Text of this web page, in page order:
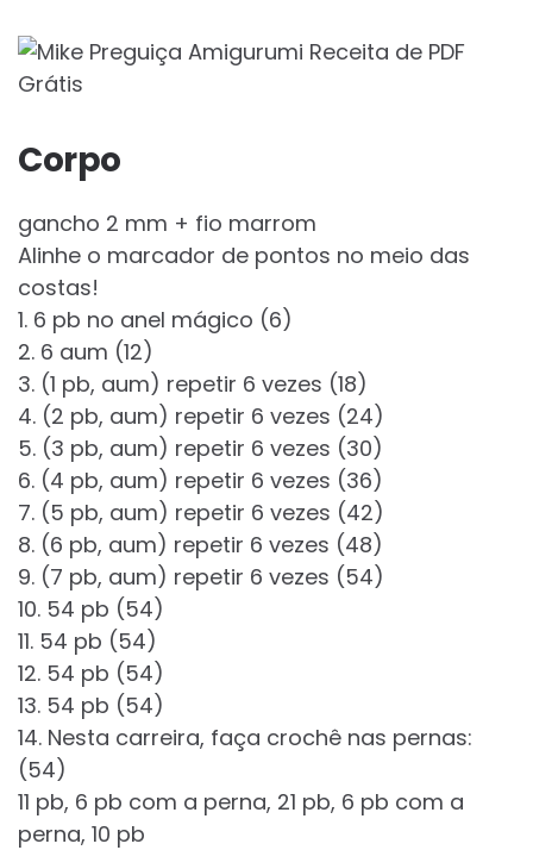
Corpo
gancho 2 mm + fio marrom
Alinhe o marcador de pontos no meio das
costas!
1. 6 pb no anel mágico (6)
2. 6 aum (12)
3. (1 pb, aum) repetir 6 vezes (18)
4. (2 pb, aum) repetir 6 vezes (24)
5. (3 pb, aum) repetir 6 vezes (30)
6. (4 pb, aum) repetir 6 vezes (36)
7. (5 pb, aum) repetir 6 vezes (42)
8. (6 pb, aum) repetir 6 vezes (48)
9. (7 pb, aum) repetir 6 vezes (54)
10. 54 pb (54)
11. 54 pb (54)
12. 54 pb (54)
13. 54 pb (54)
14. Nesta carreira, faça crochê nas pernas:
(54)
11 pb, 6 pb com a perna, 21 pb, 6 pb com a
perna, 10 pb